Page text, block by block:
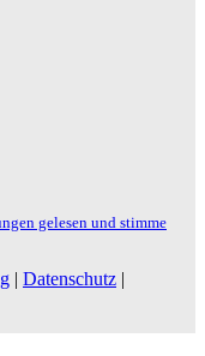
gelesen und stimme
| Datenschutz |